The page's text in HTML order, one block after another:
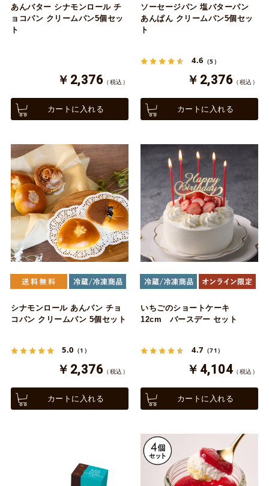
あんバター シナモンロール チ
ョコパン クリームパン5個セッ
ト
￥2,376 （税込）
カートに入れる
ソーセージパン 塩バターパン
あんぱん クリームパン5個セッ
ト
4.6 （5）
￥2,376 （税込）
カートに入れる
シナモンロール あんパン チョ
コパン クリームパン 5個セット
5.0 （1）
￥2,376 （税込）
カートに入れる
いちごのショートケーキ
12cm バースデー セット
4.7 （71）
￥4,104 （税込）
カートに入れる